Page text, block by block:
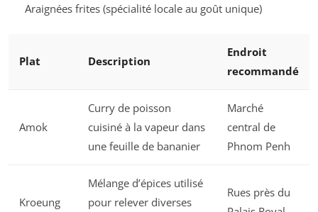
Araignées frites (spécialité locale au goût unique)
Plat Description
Endroit
recommandé
Amok
Curry de poisson
cuisiné à la vapeur dans
une feuille de bananier
Marché
central de
Phnom Penh
Kroeung
Mélange d’épices utilisé
pour relever diverses
Rues près du